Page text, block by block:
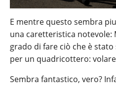
E mentre questo sembra
una caretteristica notevole:
grado di fare ciò che è
per un quadricottero:
Sembra fantastico, vero?